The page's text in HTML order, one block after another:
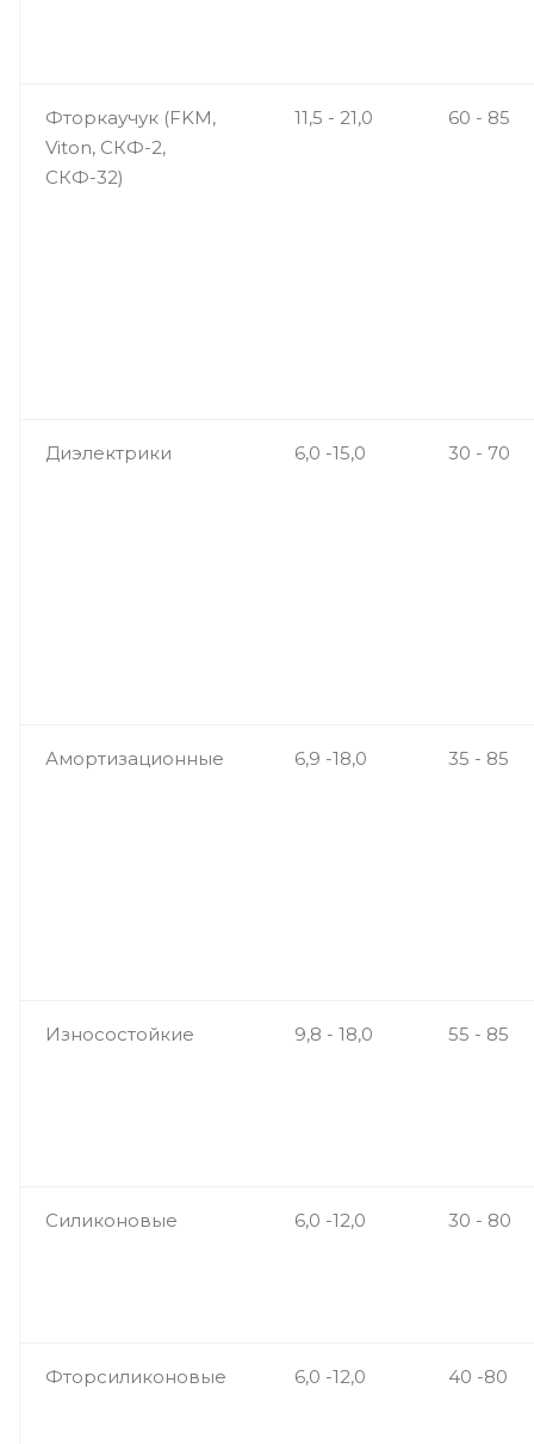
Фторкаучук (FKM,
Viton, СКФ-2,
СКФ-32)
11,5 - 21,0 60 - 85
Диэлектрики 6,0 -15,0 30 - 70
Амортизационные 6,9 -18,0 35 - 85
Износостойкие 9,8 - 18,0 55 - 85
Силиконовые 6,0 -12,0 30 - 80
Фторсиликоновые 6,0 -12,0 40 -80